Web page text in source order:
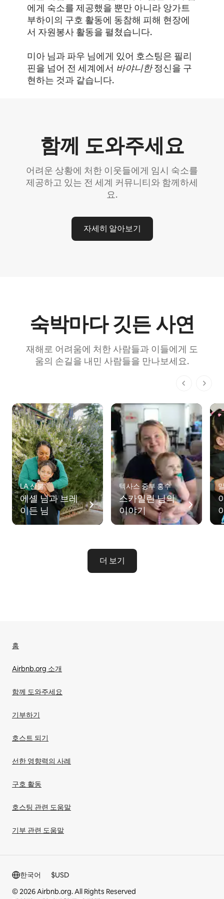
에게 숙소를 제공했을 뿐만 아니라 앙가트
부하이의 구호 활동에 동참해 피해 현장에
서 자원봉사 활동을 펼쳤습니다.
미아 님과 파우 님에게 있어 호스팅은 필리
핀을 넘어 전 세계에서 바야니한정신을 구
현하는 것과 같습니다.
함께 도와주세요
어려운 상황에 처한 이웃들에게 임시 숙소를
제공하고 있는 전 세계 커뮤니티와 함께하세
요.
자세히 알아보기
숙박마다 깃든 사연
재해로 어려움에 처한 사람들과 이들에게 도
움의 손길을 내민 사람들을 만나보세요.
전체 1페이
LA 산불
에셸 님과 브레
이든 님
텍사스 중부 홍수
스카일린 님의
이야기
더 보기
홈
Airbnb.org 소개
함께 도와주세요
기부하기
호스트 되기
선한 영향력의 사례
구호 활동
호스팅 관련 도움말
기부 관련 도움말
한국어 $USD
© 2026 Airbnb.org. All Rights Reserved